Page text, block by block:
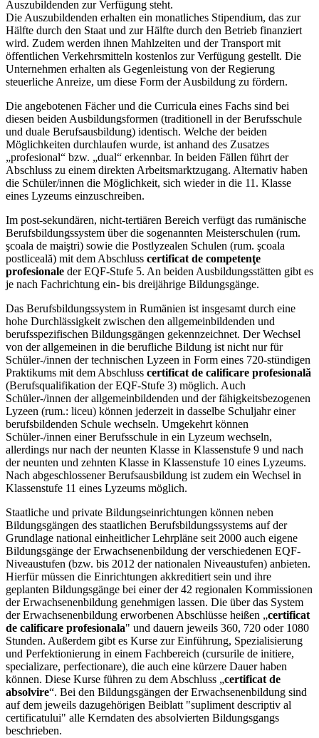
Auszubildenden zur Verfügung steht.
Die Auszubildenden erhalten ein monatliches Stipendium, das zur
Hälfte durch den Staat und zur Hälfte durch den Betrieb finanziert
wird. Zudem werden ihnen Mahlzeiten und der Transport mit
öffentlichen Verkehrsmitteln kostenlos zur Verfügung gestellt. Die
Unternehmen erhalten als Gegenleistung von der Regierung
steuerliche Anreize, um diese Form der Ausbildung zu fördern.
Die angebotenen Fächer und die Curricula eines Fachs sind bei
diesen beiden Ausbildungsformen (traditionell in der Berufsschule
und duale Berufsausbildung) identisch. Welche der beiden
Möglichkeiten durchlaufen wurde, ist anhand des Zusatzes
„profesional“ bzw. „dual“ erkennbar. In beiden Fällen führt der
Abschluss zu einem direkten Arbeitsmarktzugang. Alternativ haben
die Schüler/innen die Möglichkeit, sich wieder in die 11. Klasse
eines Lyzeums einzuschreiben.
Im post-sekundären, nicht-tertiären Bereich verfügt das rumänische
Berufsbildungssystem über die sogenannten Meisterschulen (rum.
şcoala de maiştri) sowie die Postlyzealen Schulen (rum. şcoala
postliceală) mit dem Abschluss certificat de competenţe
profesionale der EQF-Stufe 5. An beiden Ausbildungsstätten gibt es
je nach Fachrichtung ein- bis dreijährige Bildungsgänge.
Das Berufsbildungssystem in Rumänien ist insgesamt durch eine
hohe Durchlässigkeit zwischen den allgemeinbildenden und
berufsspezifischen Bildungsgängen gekennzeichnet. Der Wechsel
von der allgemeinen in die berufliche Bildung ist nicht nur für
Schüler-/innen der technischen Lyzeen in Form eines 720-stündigen
Praktikums mit dem Abschluss certificat de calificare profesională
(Berufsqualifikation der EQF-Stufe 3) möglich. Auch
Schüler-/innen der allgemeinbildenden und der fähigkeitsbezogenen
Lyzeen (rum.: liceu) können jederzeit in dasselbe Schuljahr einer
berufsbildenden Schule wechseln. Umgekehrt können
Schüler-/innen einer Berufsschule in ein Lyzeum wechseln,
allerdings nur nach der neunten Klasse in Klassenstufe 9 und nach
der neunten und zehnten Klasse in Klassenstufe 10 eines Lyzeums.
Nach abgeschlossener Berufsausbildung ist zudem ein Wechsel in
Klassenstufe 11 eines Lyzeums möglich.
Staatliche und private Bildungseinrichtungen können neben
Bildungsgängen des staatlichen Berufsbildungssystems auf der
Grundlage national einheitlicher Lehrpläne seit 2000 auch eigene
Bildungsgänge der Erwachsenenbildung der verschiedenen EQF-
Niveaustufen (bzw. bis 2012 der nationalen Niveaustufen) anbieten.
Hierfür müssen die Einrichtungen akkreditiert sein und ihre
geplanten Bildungsgänge bei einer der 42 regionalen Kommissionen
der Erwachsenenbildung genehmigen lassen. Die über das System
der Erwachsenenbildung erworbenen Abschlüsse heißen „certificat
de calificare profesionala" und dauern jeweils 360, 720 oder 1080
Stunden. Außerdem gibt es Kurse zur Einführung, Spezialisierung
und Perfektionierung in einem Fachbereich (cursurile de initiere,
specializare, perfectionare), die auch eine kürzere Dauer haben
können. Diese Kurse führen zu dem Abschluss „certificat de
absolvire“. Bei den Bildungsgängen der Erwachsenenbildung sind
auf dem jeweils dazugehörigen Beiblatt "supliment descriptiv al
certificatului" alle Kerndaten des absolvierten Bildungsgangs
beschrieben.